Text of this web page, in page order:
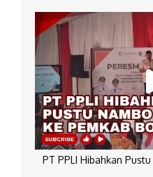
PT PPLI Hibahkan